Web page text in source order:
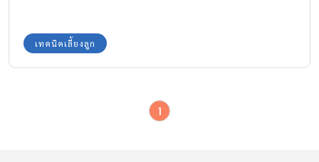
เทคนิคเลี้ยงลูก
1